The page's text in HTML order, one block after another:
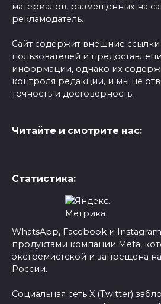
материалов, размещенных на
рекламодатель.
Сайт содержит внешние ссылки
пользователей и
информации, однако их
контроля редакции, и мы не
точность и достоверность.
Читайте и смотрите нас:
Статистика:
WhatsApp, Facebook и
продуктами компании Meta,
экстремистской и запрещена
России.
Социальная сеть X (Twitter)